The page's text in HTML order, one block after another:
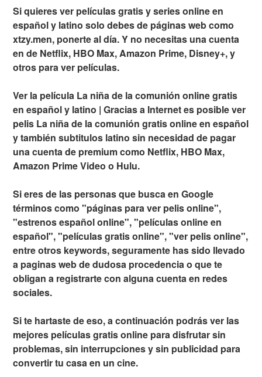
Si quieres ver películas gratis y series online en
español y latino solo debes de páginas web como
xtzy.men, ponerte al día. Y no necesitas una cuenta
en de Netflix, HBO Max, Amazon Prime, Disney+, y
otros para ver películas.
Ver la película La niña de la comunión online gratis
en español y latino | Gracias a Internet es posible ver
pelis La niña de la comunión gratis online en español
y también subtitulos latino sin necesidad de pagar
una cuenta de premium como Netflix, HBO Max,
Amazon Prime Video o Hulu.
Si eres de las personas que busca en Google
términos como "páginas para ver pelis online",
"estrenos español online", "películas online en
español", "películas gratis online", "ver pelis online",
entre otros keywords, seguramente has sido llevado
a paginas web de dudosa procedencia o que te
obligan a registrarte con alguna cuenta en redes
sociales.
Si te hartaste de eso, a continuación podrás ver las
mejores películas gratis online para disfrutar sin
problemas, sin interrupciones y sin publicidad para
convertir tu casa en un cine.